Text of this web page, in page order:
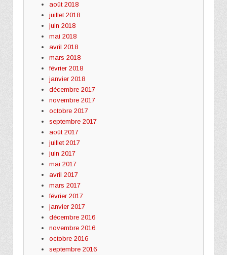
août 2018
juillet 2018
juin 2018
mai 2018
avril 2018
mars 2018
février 2018
janvier 2018
décembre 2017
novembre 2017
octobre 2017
septembre 2017
août 2017
juillet 2017
juin 2017
mai 2017
avril 2017
mars 2017
février 2017
janvier 2017
décembre 2016
novembre 2016
octobre 2016
septembre 2016